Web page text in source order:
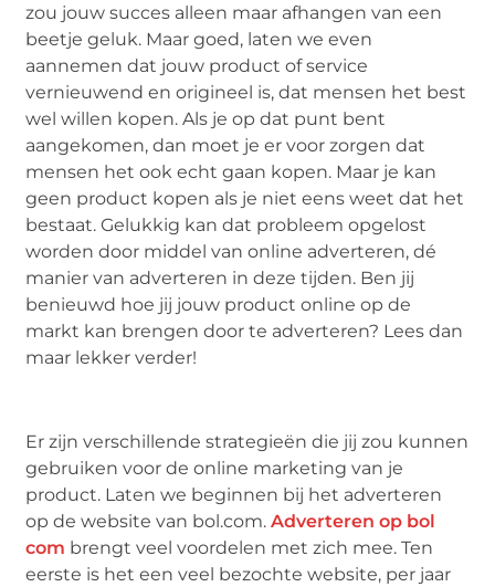
zou jouw succes alleen maar afhangen van een
beetje geluk. Maar goed, laten we even
aannemen dat jouw product of service
vernieuwend en origineel is, dat mensen het best
wel willen kopen. Als je op dat punt bent
aangekomen, dan moet je er voor zorgen dat
mensen het ook echt gaan kopen. Maar je kan
geen product kopen als je niet eens weet dat het
bestaat. Gelukkig kan dat probleem opgelost
worden door middel van online adverteren, dé
manier van adverteren in deze tijden. Ben jij
benieuwd hoe jij jouw product online op de
markt kan brengen door te adverteren? Lees dan
maar lekker verder!
Er zijn verschillende strategieën die jij zou kunnen
gebruiken voor de online marketing van je
product. Laten we beginnen bij het adverteren
op de website van bol.com.Adverteren op bol
com brengt veel voordelen met zich mee. Ten
eerste is het een veel bezochte website, per jaar